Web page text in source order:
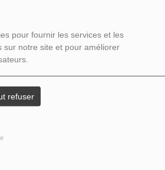
pour fournir les services et les
sur notre site et pour améliorer
refuser